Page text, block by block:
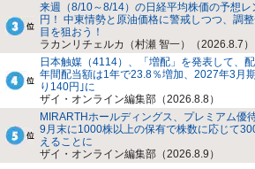
来週（8/10～8/14）の日経平均株価の予想
円！ 中東情勢と原油価格に警戒しつつ、調
目を狙おう！
ラカンリチェルカ（村瀬 智一）（2026.8.7）
日本触媒（4114）、「増配」を発表して、
年間配当額は1年で23.8％増加、2027年3月
り140円｣に
ザイ・オンライン編集部（2026.8.8）
MIRARTHホールディングス、プレミアム優
9月末に1000株以上の保有で株数に応じて
えることに
ザイ・オンライン編集部（2026.8.9）